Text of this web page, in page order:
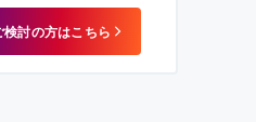
討の方はこちら